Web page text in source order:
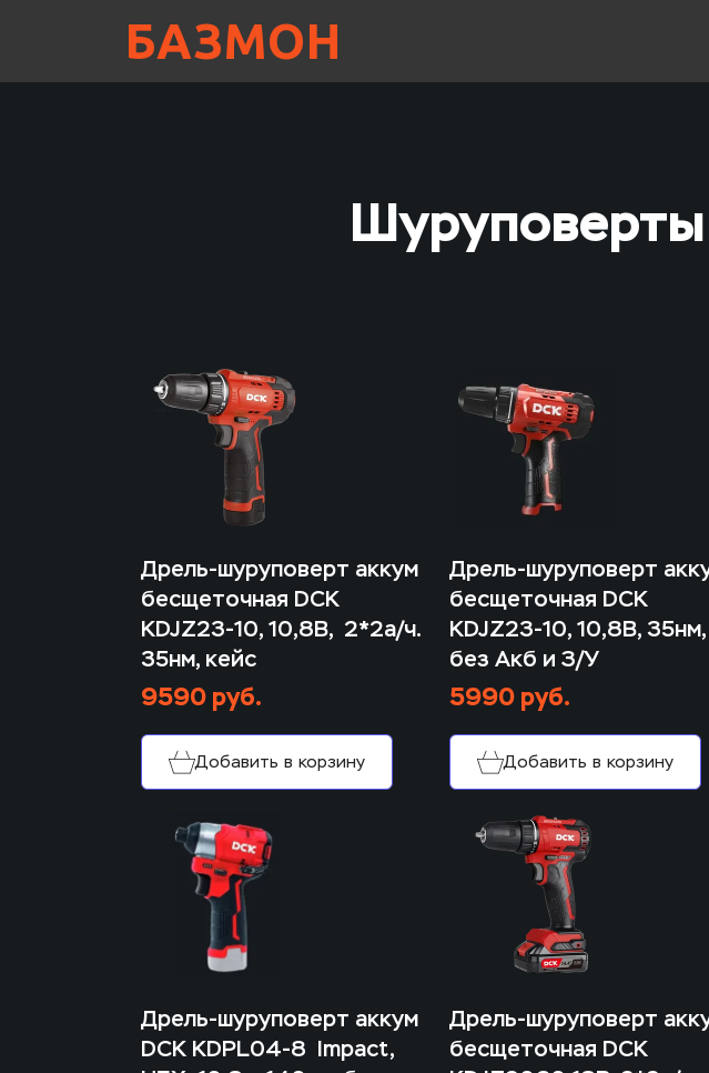
БАЗМОН
Дрель-шуруповерт аккум
бесщеточная DCK
KDJZ23-10, 10,8В,  2*2а/ч.
35нм, кейс
9590 руб.
Добавить в корзину
Дрель-шуруповерт
бесщеточная DCK
KDJZ23-10, 10,8В, 35нм,
без Акб и З/У
5990 руб.
Добавить в корзину
Дрель-шуруповерт аккум
DCK KDPL04-8  Impact,
Дрель-шуруповерт
бесщеточная DCK